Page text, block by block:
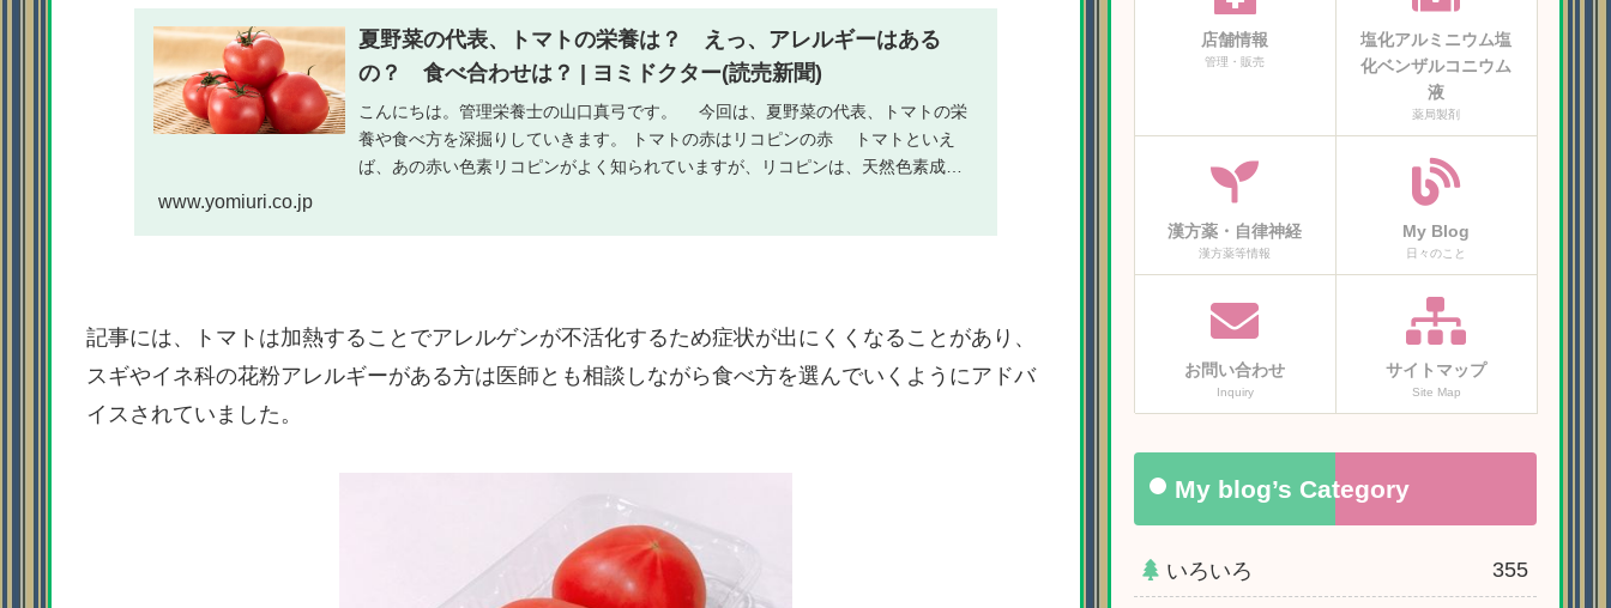
夏野菜の代表、トマトの栄養は？ えっ、アレルギーはある
の？ 食べ合わせは？ | ヨミドクター(読売新聞)
こんにちは。管理栄養士の山口真弓です。 今回は、夏野菜の代表、トマトの栄
養や食べ方を深掘りしていきます。 トマトの赤はリコピンの赤 トマトといえ
ば、あの赤い色素リコピンがよく知られていますが、リコピンは、天然色素成分
www.yomiuri.co.jp
記事には、トマトは加熱することでアレルゲンが不活化するため症状が出にくくなることがあり、
スギやイネ科の花粉アレルギーがある方は医師とも相談しながら食べ方を選んでいくようにアドバ
イスされていました。
店舗情報
管理・販売
塩化アルミニウム塩
化ベンザルコニウム
液
薬局製剤
漢方薬・自律神経
漢方薬等情報
My Blog
日々のこと
お問い合わせ
Inquiry
サイトマップ
Site Map
My blog’s Category
いろいろ 355